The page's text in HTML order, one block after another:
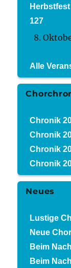
127
8.
Alle
Chronik
Chronik
Chronik
Chronik
Neues
Lustige
Neue
Beim
Beim